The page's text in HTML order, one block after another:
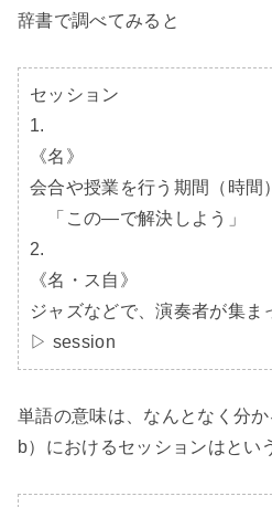
辞書で調べてみると
セッション
1.
《名》
会合や授業を行う期間（時間
「この―で解決しよう」
2.
《名・ス自》
ジャズなどで、演奏者が集ま
▷ session
単語の意味は、なんとなく分
b）におけるセッションはとい